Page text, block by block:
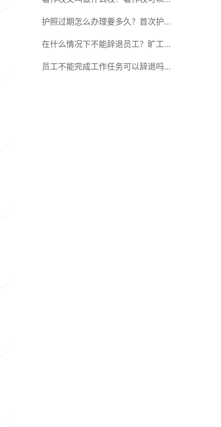
间？
承吗？
护照过期怎么办理要多久？首次护照
有效期是多久？
在什么情况下不能辞退员工？旷工辞
退有经济补偿金吗？
员工不能完成工作任务可以辞退吗？